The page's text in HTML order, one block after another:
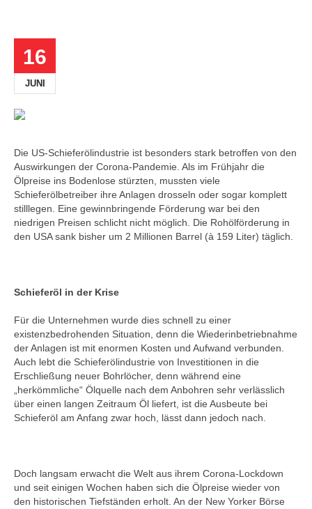
16
JUNI
Die US-Schieferölindustrie ist besonders stark betroffen von den
Auswirkungen der Corona-Pandemie. Als im Frühjahr die
Ölpreise ins Bodenlose stürzten, mussten viele
Schieferölbetreiber ihre Anlagen drosseln oder sogar komplett
stilllegen. Eine gewinnbringende Förderung war bei den
niedrigen Preisen schlicht nicht möglich. Die Rohölförderung in
den USA sank bisher um 2 Millionen Barrel (à 159 Liter) täglich.
Schieferöl in der Krise
Für die Unternehmen wurde dies schnell zu einer
existenzbedrohenden Situation, denn die Wiederinbetriebnahme
der Anlagen ist mit enormen Kosten und Aufwand verbunden.
Auch lebt die Schieferölindustrie von Investitionen in die
Erschließung neuer Bohrlöcher, denn während eine
„herkömmliche“ Ölquelle nach dem Anbohren sehr verlässlich
über einen langen Zeitraum Öl liefert, ist die Ausbeute bei
Schieferöl am Anfang zwar hoch, lässt dann jedoch nach.
Doch langsam erwacht die Welt aus ihrem Corona-Lockdown
und seit einigen Wochen haben sich die Ölpreise wieder von
den historischen Tiefständen erholt. An der New Yorker Börse